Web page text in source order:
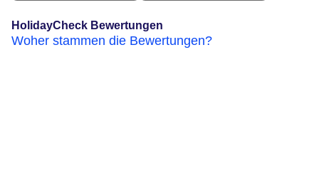
HolidayCheck Bewertungen
Woher stammen die Bewertungen?